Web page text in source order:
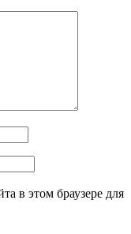
в этом браузере для